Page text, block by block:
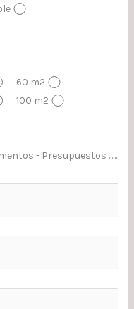
60 m2
100 m2
- Presupuestos ......